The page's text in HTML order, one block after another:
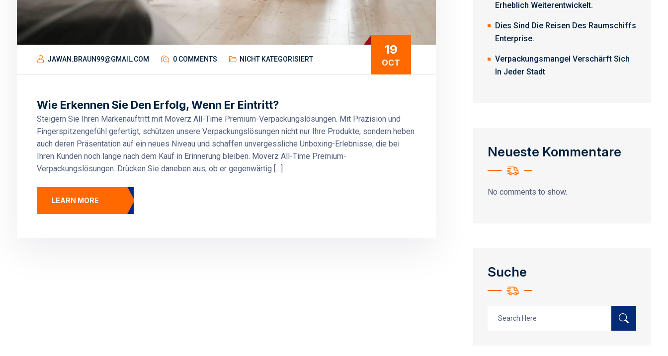
19
OCT
JAWAN.BRAUN99@GMAIL.COM 0 COMMENTS NICHT KATEGORISIERT
Wie Erkennen Sie Den Erfolg, Wenn Er Eintritt?
Steigern Sie Ihren Markenauftritt mit Moverz All-Time Premium-Verpackungslösungen. Mit Präzision und
Fingerspitzengefühl gefertigt, schützen unsere Verpackungslösungen nicht nur Ihre Produkte, sondern heben
auch deren Präsentation auf ein neues Niveau und schaffen unvergessliche Unboxing-Erlebnisse, die bei
Ihren Kunden noch lange nach dem Kauf in Erinnerung bleiben. Moverz All-Time Premium-
Verpackungslösungen. Drücken Sie daneben aus, ob er gegenwärtig […]
LEARN MORE
Erheblich Weiterentwickelt.
Dies Sind Die Reisen Des Raumschiffs
Enterprise.
Verpackungsmangel Verschärft Sich
In Jeder Stadt
Neueste Kommentare
No comments to show.
Suche